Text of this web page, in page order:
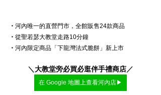
・ 河內唯一的直營門市，全館販售24款商品
・ 從聖若瑟大教堂走路10分鐘
・ 河內限定商品「下龍灣法式脆餅」新上市
＼大教堂旁必買必逛伴手禮商店／
在 Google 地圖上查看河內店▶